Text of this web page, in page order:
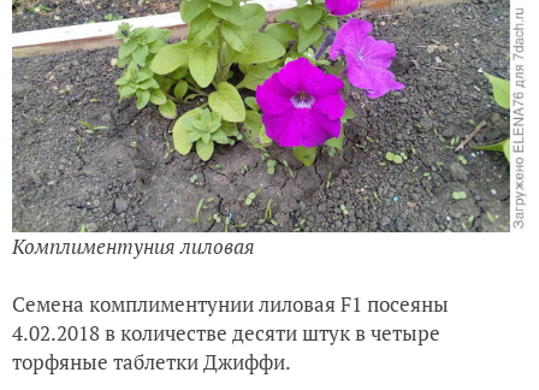
Комплиментуния лиловая
Семена комплиментунии лиловая F1 посеяны
4.02.2018 в количестве десяти штук в четыре
торфяные таблетки Джиффи.